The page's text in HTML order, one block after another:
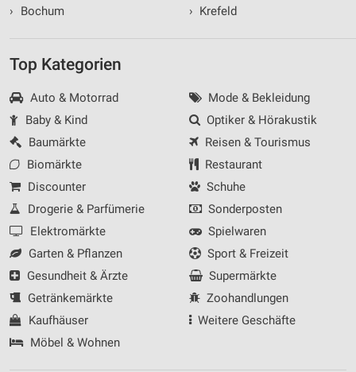
›
Bochum
› Krefeld
Top Kategorien
Auto & Motorrad
Baby & Kind
Baumärkte
Biomärkte
Discounter
Drogerie & Parfümerie
Elektromärkte
Garten & Pflanzen
Gesundheit & Ärzte
Getränkemärkte
Kaufhäuser
Möbel & Wohnen
Mode & Bekleidung
Optiker & Hörakustik
Reisen & Tourismus
Restaurant
Schuhe
Sonderposten
Spielwaren
Sport & Freizeit
Supermärkte
Zoohandlungen
Weitere Geschäfte
Entwicklung und Verbesserung der Angebote
Verwendung genauer Standortdaten
Geräte anhand von aktiv angeforderten
Informationen identifizieren
Performance
Werbung